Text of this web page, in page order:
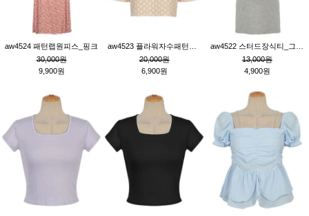
aw4524 패턴랩원피스_핑크
30,000원
9,900원
20,000원
6,900원
13,000원
4,900원